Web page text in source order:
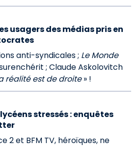
usagers des médias pris en
anti-syndicales ; Le Monde
; Claude Askolovitch
réalité est de droite» !
stressés : enquêtes
2 et BFM TV, héroïques, ne